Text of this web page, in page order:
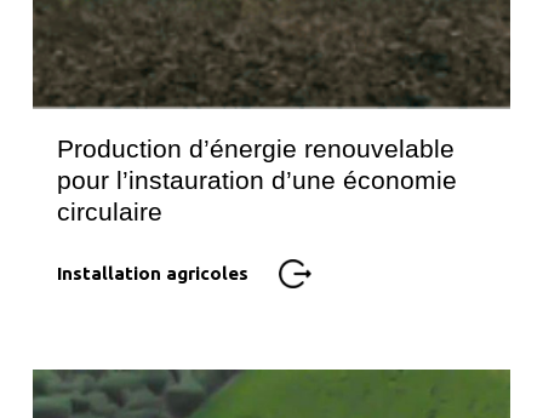
Production d’énergie renouvelable
pour l’instauration d’une économie
circulaire
Installation agricoles